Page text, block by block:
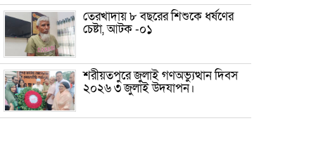
তেরখাদায় ৮ বছরের শিশুকে ধর্ষণের
চেষ্টা, আটক -০১
শরীয়তপুরে জুলাই গণঅভ্যুত্থান দিবস
২০২৬ ৩ জুলাই উদযাপন।